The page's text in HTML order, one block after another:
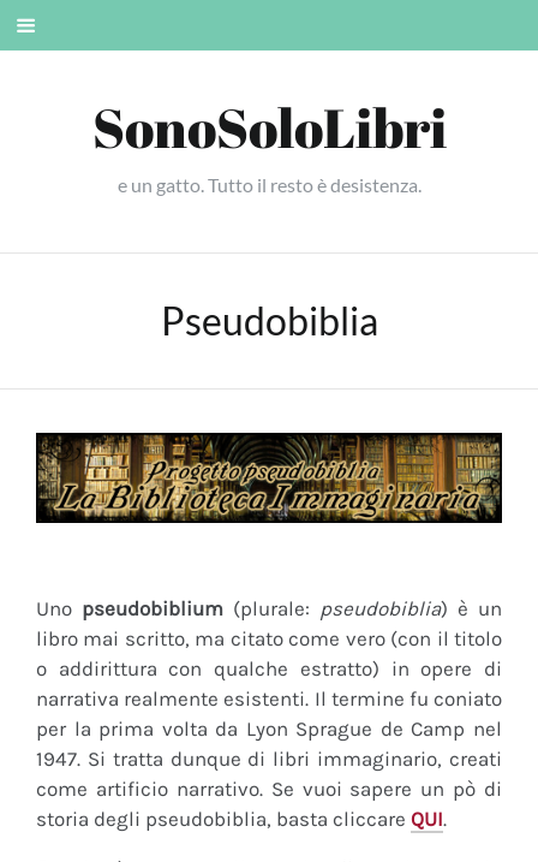
Skip
SonoSoloLibri
e un gatto. Tutto il resto è desistenza.
Pseudobiblia
Uno pseudobiblium (plurale: pseudobiblia) è un
libro mai scritto, ma citato come vero (con il titolo
o addirittura con qualche estratto) in opere di
narrativa realmente esistenti. Il termine fu coniato
per la prima volta da Lyon Sprague de Camp nel
1947. Si tratta dunque di libri immaginario, creati
come artificio narrativo. Se vuoi sapere un pò di
storia degli pseudobiblia, basta cliccare QUI.